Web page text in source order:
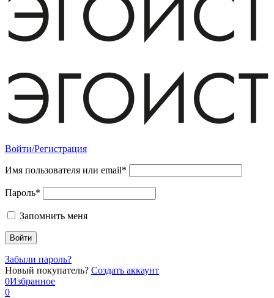
Войти/Регистрация
Имя пользователя или email*
Пароль*
Запомнить меня
Забыли пароль?
Новый покупатель? Создать аккаунт
0Избранное
0